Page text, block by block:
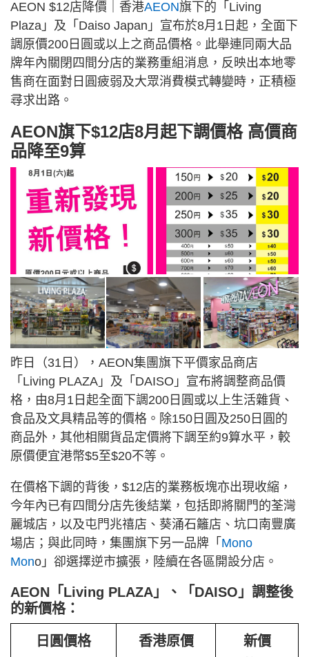
AEON $12店降價｜香港AEON旗下的「Living
Plaza」及「Daiso Japan」宣布於8月1日起，全面下
調原價200日圓或以上之商品價格。此舉連同兩大品
牌年內關閉四間分店的業務重組消息，反映出本地零
售商在面對日圓疲弱及大眾消費模式轉變時，正積極
尋求出路。
AEON旗下$12店8月起下調價格 高價商
品降至9算
昨日（31日），AEON集團旗下平價家品商店
「Living PLAZA」及「DAISO」宣布將調整商品價
格，由8月1日起全面下調200日圓或以上生活雜貨、
食品及文具精品等的價格。除150日圓及250日圓的
商品外，其他相關貨品定價將下調至約9算水平，較
原價便宜港幣$5至$20不等。
在價格下調的背後，$12店的業務板塊亦出現收縮，
今年內已有四間分店先後結業，包括即將關門的荃灣
麗城店，以及屯門兆禧店、葵涌石籬店、坑口南豐廣
場店；與此同時，集團旗下另一品牌「 Mono
Mono」卻選擇逆市擴張，陸續在各區開設分店。
AEON「Living PLAZA」、「DAISO」調整後
的新價格：
日圓價格
香港原價
新價